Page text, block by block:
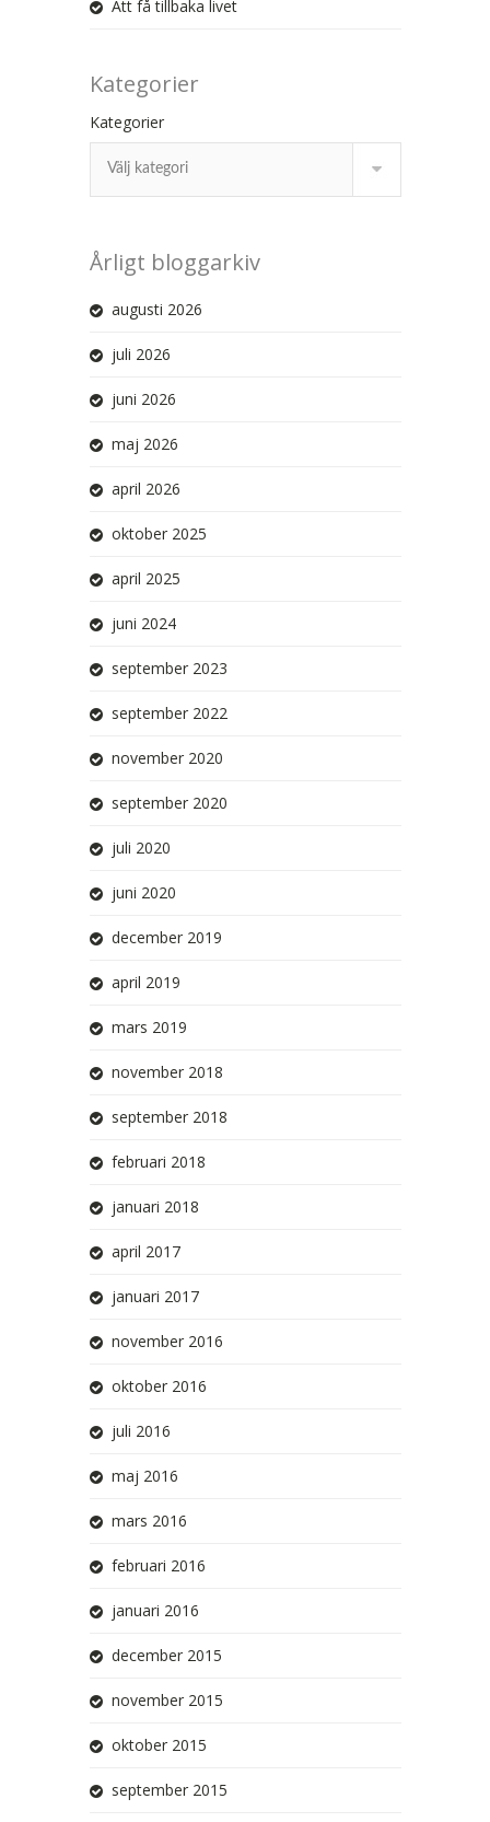
Att få tillbaka livet
Kategorier
Kategorier
Årligt bloggarkiv
augusti 2026
juli 2026
juni 2026
maj 2026
april 2026
oktober 2025
april 2025
juni 2024
september 2023
september 2022
november 2020
september 2020
juli 2020
juni 2020
december 2019
april 2019
mars 2019
november 2018
september 2018
februari 2018
januari 2018
april 2017
januari 2017
november 2016
oktober 2016
juli 2016
maj 2016
mars 2016
februari 2016
januari 2016
december 2015
november 2015
oktober 2015
september 2015